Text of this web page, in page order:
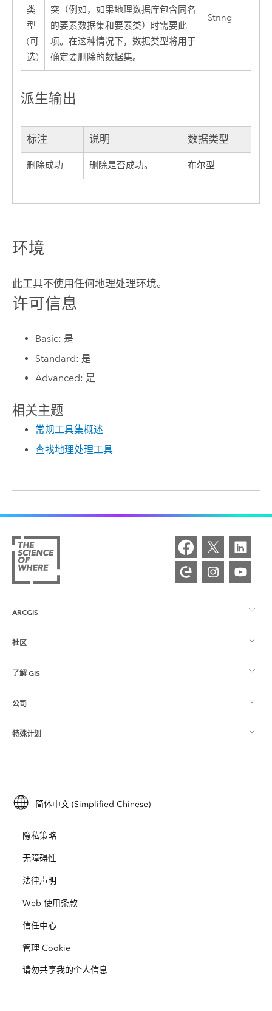
类
型
(可
选)
突（例如，如果地理数据库包含同名
的要素数据集和要素类）时需要此
项。在这种情况下，数据类型将用于
确定要删除的数据集。
String
派生输出
标注 说明 数据类型
删除成功 删除是否成功。 布尔型
环境
此工具不使用任何地理处理环境。
许可信息
Basic: 是
Standard: 是
Advanced: 是
相关主题
常规工具集概述
查找地理处理工具
ARCGIS
ArcGIS 概览
制图
Esri Store
社区
Esri 社区
ArcGIS 博客
Esri 年轻专家关系网
了解 GIS
什么是 GIS？
位置智能
培训
ArcUser
ArcNews
ArcWatch
Esri 视频
公司
关于 Esri
招贤纳士
开放视野
业务行为准则
网站地图
特殊计划
ArcGIS for Student Use
保护
教育
种族平等
简体中文 (Simplified Chinese)
隐私策略
无障碍性
法律声明
Web 使用条款
信任中心
管理 Cookie
请勿共享我的个人信息